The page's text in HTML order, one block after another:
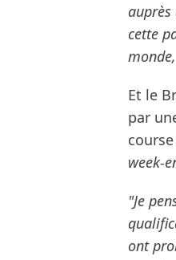
cette
Et le
par
course
week-
"Je
ont